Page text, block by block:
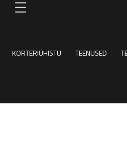
KORTERIÜHISTU TEENUSED